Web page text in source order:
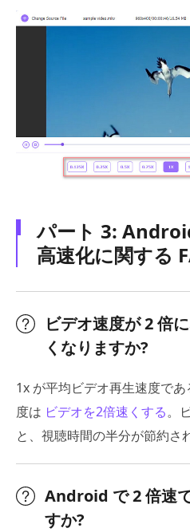
パート 3:
高速化に関する
ビデオ速度が 2 倍
くなりますか?
1x が平均ビデオ再生速度で
度は ビデオを2倍速くする。
と、視聴時間の半分が節約さ
Android で 2 倍速
すか?